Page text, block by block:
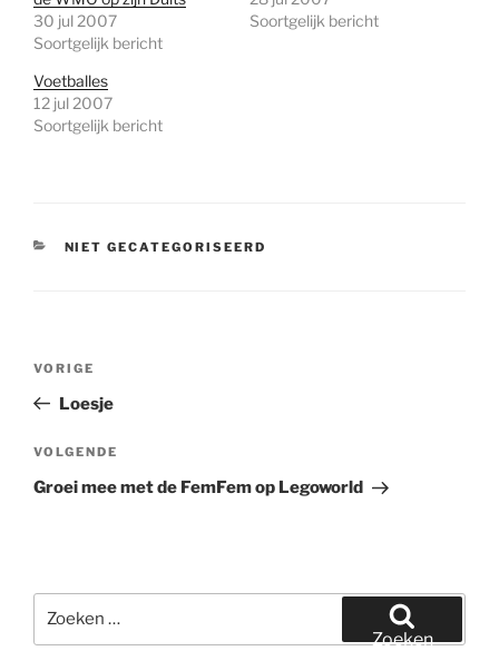
30 jul 2007
Soortgelijk bericht
Soortgelijk bericht
Voetballes
12 jul 2007
Soortgelijk bericht
CATEGORIEËN
NIET GECATEGORISEERD
Vorig
bericht
VORIGE
Loesje
Volgend
bericht
VOLGENDE
Groei mee met de FemFem op Legoworld
naar:
Zoeken